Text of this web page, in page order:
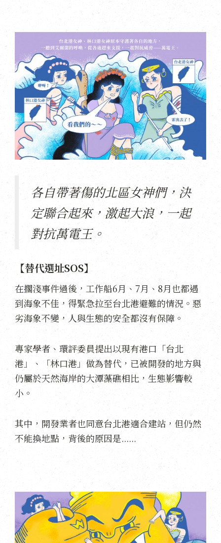
各自帶著傷的北區女神們，決
定聯合起來，激起大浪，一起
對抗萬電王。
【替代選址SOS】
在擱淺事件過後，工作船6月、7月、8月也都遇
到海象不佳，得緊急拉至台北港避難的情況。惡
劣海象不變，人與生態的安全都沒有保障。
專家學者、環評委員提出以現有港口「台北
港」、「林口港」做為替代，已被開發的地方與
仍屬於天然海岸的大潭藻礁相比，生態影響較
小。
其中，開發業者也同意台北港適合建站，但仍然
不能換地點，背後的原因是......